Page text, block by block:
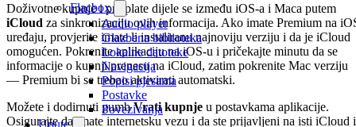
Flacbox
Audio player
Glazbena biblioteka
Lokalne datoteke
Navigacija
Popisi pjesama
Postavke
Povezivanja
Upute
Doživotne kupnje i pretplate dijele se između iOS-a i Maca putem
iCloud za sinkronizaciju ovih informacija. Ako imate Premium na
uređaju, provjerite imate li instaliranu najnoviju verziju i da je iCloud
omogućen. Pokrenite aplikaciju na iOS-u i pričekajte minutu da se
informacije o kupnji prenesu na iCloud, zatim pokrenite Mac verziju
— Premium bi se trebao aktivirati automatski.
Možete i dodirnuti gumbVrati kupnje u postavkama aplikacije.
Osigurajte da imate internetsku vezu i da ste prijavljeni na isti iCloud i